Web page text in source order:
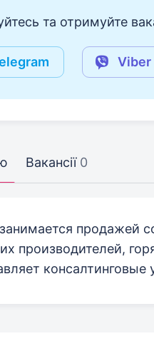
та отримуйте
Viber
Вакансії 0
продажей
производителей,
консалтинговые